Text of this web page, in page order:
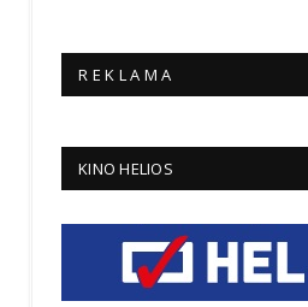
R E K L A M A
KINO HELIOS